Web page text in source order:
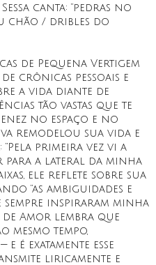
canta: “pedras no
chão / dribles do
de Pequena Vertigem
crônicas pessoais e
a vida diante de
tão vastas que te
no espaço e no
remodelou sua vida e
primeira vez vi a
para a lateral da minha
ele reflete sobre sua
“as ambiguidades e
inspiraram minha
de Amor lembra que
mesmo tempo,
é exatamente esse
liricamente e